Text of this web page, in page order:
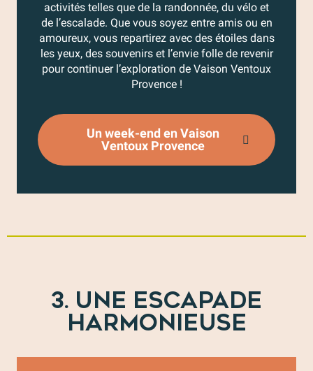
activités telles que de la randonnée, du vélo et
de l’escalade. Que vous soyez entre amis ou en
amoureux, vous repartirez avec des étoiles dans
les yeux, des souvenirs et l’envie folle de revenir
pour continuer l’exploration de Vaison Ventoux
Provence !
Un week-end en Vaison
Ventoux Provence
3. UNE ESCAPADE
HARMONIEUSE